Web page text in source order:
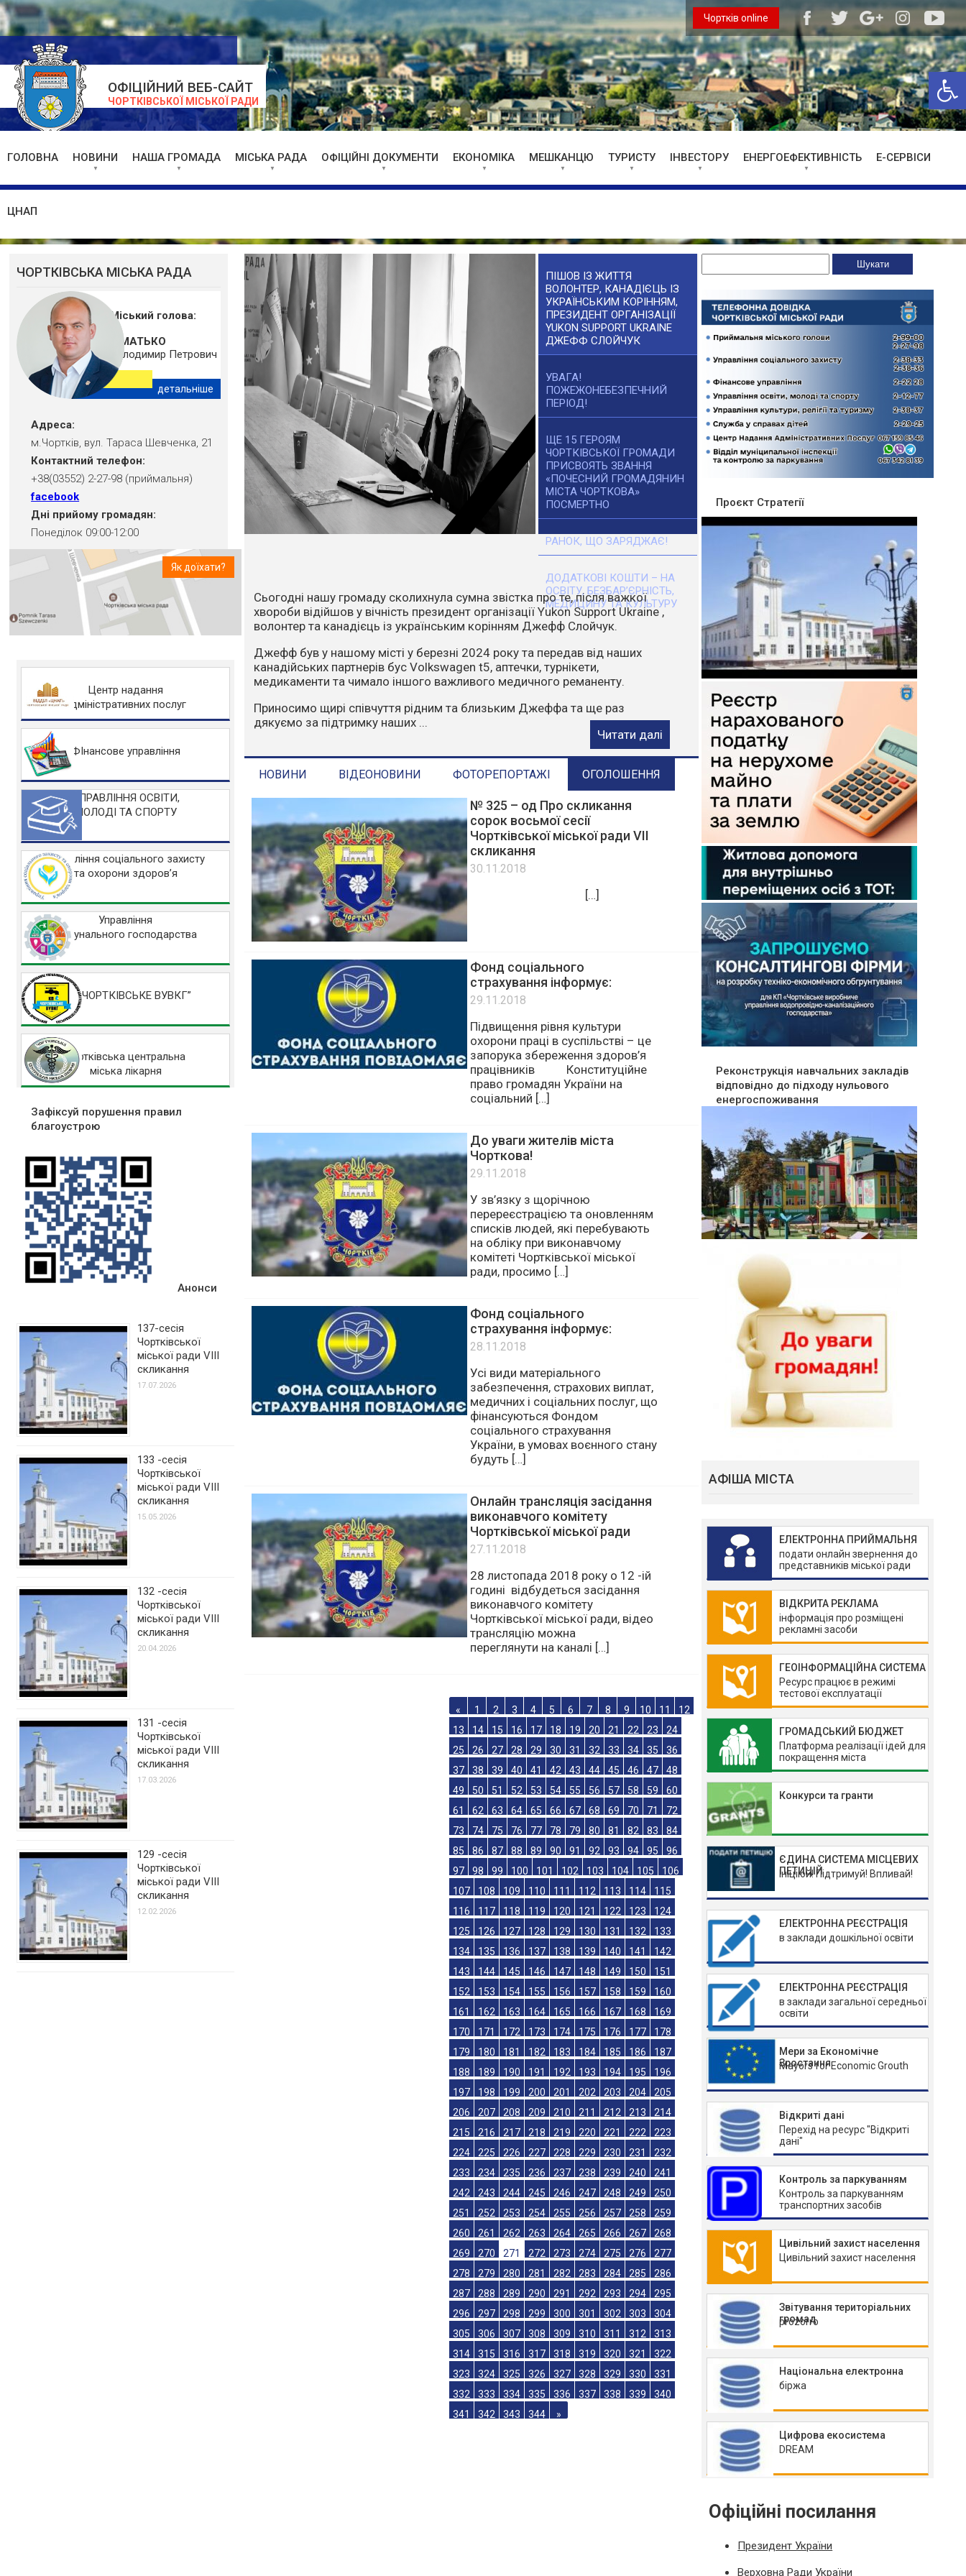
ОФІЦІЙНИЙ ВЕБ-САЙТ
ЧОРТКІВСЬКОЇ МІСЬКОЇ РАДИ
Чортків online
ГОЛОВНА НОВИНИ НАША ГРОМАДА МІСЬКА РАДА ОФІЦІЙНІ ДОКУМЕНТИ ЕКОНОМІКА МЕШКАНЦЮ ТУРИСТУ ІНВЕСТОРУ ЕНЕРГОЕФЕКТИВНІСТЬ Е-СЕРВІСИ
ЦНАП
ЧОРТКІВСЬКА МІСЬКА РАДА
Міський голова:
ШМАТЬКО
Володимир Петрович
детальніше
Адреса:
м.Чортків, вул. Тараса Шевченка, 21
Контактний телефон:
+38(03552) 2-27-98 (приймальня)
facebook
Дні прийому громадян:
Понеділок 09:00-12:00
Як доїхати?
Центр надання
адміністративних послуг
ФІнансове управління
УПРАВЛІННЯ ОСВІТИ,
МОЛОДІ ТА СПОРТУ
Управління соціального захисту
та охорони здоров’я
Управління
комунального господарства
КП “ЧОРТКІВСЬКЕ ВУВКГ”
Чортківська центральна
міська лікарня
Зафіксуй порушення правил
благоустрою
Анонси
137-сесія
Чортківської
міської ради VIII
скликання
17.07.2026
133 -сесія
Чортківської
міської ради VIII
скликання
15.05.2026
132 -сесія
Чортківської
міської ради VIII
скликання
20.04.2026
131 -сесія
Чортківської
міської ради VIII
скликання
17.03.2026
129 -сесія
Чортківської
міської ради VIII
скликання
12.02.2026
ПІШОВ ІЗ ЖИТТЯ
ВОЛОНТЕР, КАНАДІЄЦЬ ІЗ
УКРАЇНСЬКИМ КОРІННЯМ,
ПРЕЗИДЕНТ ОРГАНІЗАЦІЇ
YUKON SUPPORT UKRAINE
ДЖЕФФ СЛОЙЧУК
УВАГА!
ПОЖЕЖОНЕБЕЗПЕЧНИЙ
ПЕРІОД!
ЩЕ 15 ГЕРОЯМ
ЧОРТКІВСЬКОЇ ГРОМАДИ
ПРИСВОЯТЬ ЗВАННЯ
«ПОЧЕСНИЙ ГРОМАДЯНИН
МІСТА ЧОРТКОВА»
ПОСМЕРТНО
РАНОК, ЩО ЗАРЯДЖАЄ!
ДОДАТКОВІ КОШТИ – НА
ОСВІТУ, БЕЗБАР’ЄРНІСТЬ,
МЕДИЦИНУ ТА КУЛЬТУРУ
Впродовж останніх днів температура повітря стає все вищою. Спека,
посуха та вітер перетворюють навіть маленьку іскру на масштабне
стихійне лихо.
Варто зазначити, що пожежі влітку найчастіше виникають через
людський фактор. Відділ з питань надзвичайних ситуацій та цивільного
захисту НАГАДУЄ:
Основні заборони у пожежонебезпечний період:
Читати далі
НОВИНИ ВІДЕОНОВИНИ ФОТОРЕПОРТАЖІ ОГОЛОШЕННЯ
№ 325 – од Про скликання
сорок восьмої сесії
Чортківської міської ради VІІ
Фонд соціального
страхування інформує:
29.11.2018
Підвищення рівня культури
охорони праці в суспільстві – це
запорука збереження здоров’я
соціальний […]
До уваги жителів міста
Чорткова!
29.11.2018
У зв’язку з щорічною
перереєстрацією та оновленням
списків людей, які перебувають
ради, просимо […]
Фонд соціального
страхування інформує:
28.11.2018
Усі види матеріального
забезпечення, страхових виплат,
медичних і соціальних послуг, що
фінансуються Фондом
будуть […]
Онлайн трансляція засідання
виконавчого комітету
Чортківської міської ради
27.11.2018
28 листопада 2018 року о 12 -ій
годині відбудеться засідання
виконавчого комітету
« 1 2 3 4 5 6 7 8 9 10 11
13
14 15 16 17 18 19 20 21 22 23
24
25
26 27 28 29 30 31 32 33 34 35
36
37
38 39 40 41 42 43 44 45 46 47
48
49
50 51 52 53 54 55 56 57 58 59
60
61
62 63 64 65 66 67 68 69 70 71
72
73
74 75 76 77 78 79 80 81 82 83
84
85
86 87 88 89 90 91 92 93 94 95
96
97
98 99 100 101 102 103 104 105
106
107
108 109 110 111 112 113 114
115
116
117 118 119 120 121 122 123
124
125
126 127 128 129 130 131 132
133
134
135 136 137 138 139 140 141
142
143
144 145 146 147 148 149 150
151
152
153 154 155 156 157 158 159
160
161
162 163 164 165 166 167 168
169
170
171 172 173 174 175 176 177
178
179
180 181 182 183 184 185 186
187
188
189 190 191 192 193 194 195
196
197
198 199 200 201 202 203 204
205
206
207 208 209 210 211 212 213
214
215
216 217 218 219 220 221 222
223
224
225 226 227 228 229 230 231
232
233
234 235 236 237 238 239 240
241
242
243 244 245 246 247 248 249
250
251
252 253 254 255 256 257 258
259
260
261 262 263 264 265 266 267
268
269
270 271 272 273 274 275 276
277
278
279 280 281 282 283 284 285
286
287
288 289 290 291 292 293 294
295
296
297 298 299 300 301 302 303
304
305
306 307 308 309 310 311 312
313
314
315 316 317 318 319 320 321
322
323
324 325 326 327
Проєкт Стратегії
Реконструкція навчальних закладів
відповідно до підходу нульового
енергоспоживання
АФІША МІСТА
ЕЛЕКТРОННА ПРИЙМАЛЬНЯ
подати онлайн звернення до
представників міської ради
ВІДКРИТА РЕКЛАМА
інформація про розміщені
рекламні засоби
ГЕОІНФОРМАЦІЙНА СИСТЕМА
Ресурс працює в режимі
тестової експлуатації
ГРОМАДСЬКИЙ БЮДЖЕТ
Платформа реалізації ідей для
покращення міста
Конкурси та гранти
ЄДИНА СИСТЕМА МІСЦЕВИХ
ПЕТИЦІЙ
Ініціюй! Підтримуй! Впливай!
ЕЛЕКТРОННА РЕЄСТРАЦІЯ
в заклади дошкільної освіти
ЕЛЕКТРОННА РЕЄСТРАЦІЯ
в заклади загальної середньої
освіти
Мери за Економічне
Зростання
Mayors for Economic Grouth
Відкриті дані
Перехід на ресурс "Відкриті
дані"
Контроль за паркуванням
Контроль за паркуванням
транспортних засобів
Цивільний захист населення
Цивільний захист населення
Звітування територіальних
громад
prozorro
Національна електронна
біржа
Цифрова екосистема
DREAM
Офіційні посилання
Президент України
Верховна Ради України